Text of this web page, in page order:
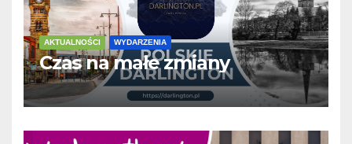
AKTUALNOŚCI WYDARZENIA
Czas na małe zmiany